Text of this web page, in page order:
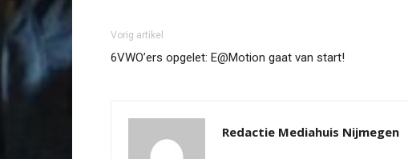
Vorig artikel
6VWO’ers opgelet: E@Motion gaat van start!
Redactie Mediahuis Nijmegen